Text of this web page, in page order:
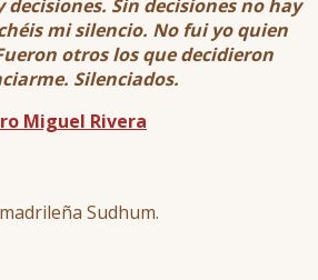
Sin decisiones no hay
mi silencio. No fui yo quien
otros los que decidieron
Silenciados.
Miguel Rivera
Sudhum.